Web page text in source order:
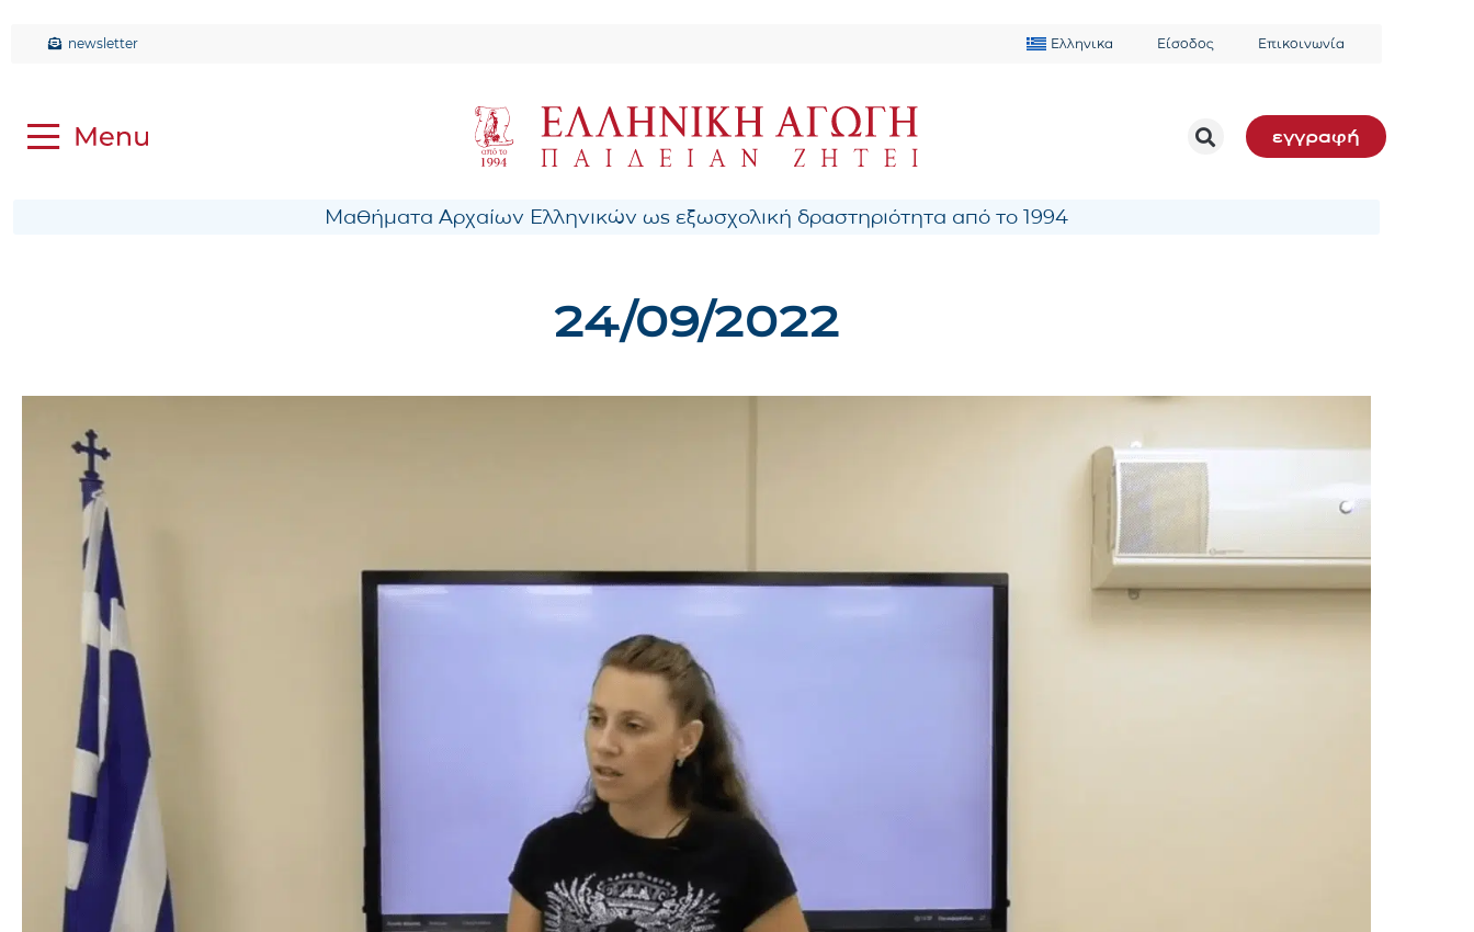
newsletter Ελληνικα Είσοδος Επικοινωνία
εγγραφή
Μαθήματα Αρχαίων Ελληνικών ως εξωσχολική δραστηριότητα από το 1994
24/09/2022